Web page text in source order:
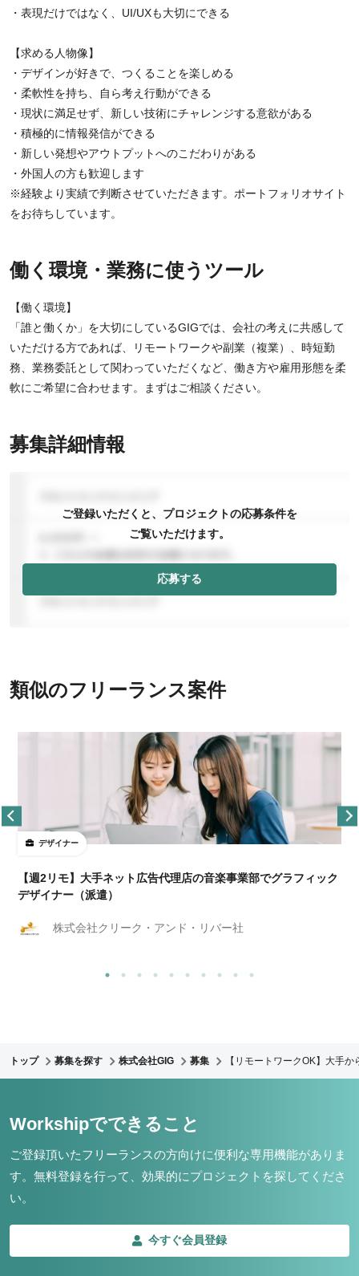
・表現だけではなく、UI/UXも大切にできる
【求める人物像】
・デザインが好きで、つくることを楽しめる
・柔軟性を持ち、自ら考え行動ができる
・現状に満足せず、新しい技術にチャレンジする意欲がある
・積極的に情報発信ができる
・新しい発想やアウトプットへのこだわりがある
・外国人の方も歓迎します
※経験より実績で判断させていただきます。ポートフォリオサイト
をお待ちしています。
働く環境・業務に使うツール
【働く環境】
「誰と働くか」を大切にしているGIGでは、会社の考えに共感して
いただける方であれば、リモートワークや副業（複業）、時短勤
務、業務委託として関わっていただくなど、働き方や雇用形態を柔
軟にご希望に合わせます。まずはご相談ください。
募集詳細情報
ご登録いただくと、プロジェクトの応募条件を
ご覧いただけます。
応募する
類似のフリーランス案件
デザイナー
【週2リモ】大手ネット広告代理店の音楽事業部でグラフィック
デザイナー（派遣）
株式会社クリーク・アンド・リバー社
トップ 募集を探す 株式会社GIG 募集 【リモートワークOK】大手
Workshipでできること
ご登録頂いたフリーランスの方向けに便利な専用機能がありま
す。 無料登録を行って、効果的にプロジェクトを探してくださ
い。
今すぐ会員登録